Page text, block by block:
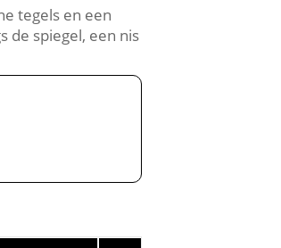
tegels en een
de spiegel, een nis